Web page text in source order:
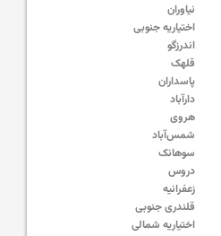
نیاوران
اختیاریه جنوبی
اندرزگو
قلهک
پاسداران
دارآباد
هروی
شمس‌آباد
سوهانک
دروس
زعفرانیه
قلندری جنوبی
اختیاریه شمالی